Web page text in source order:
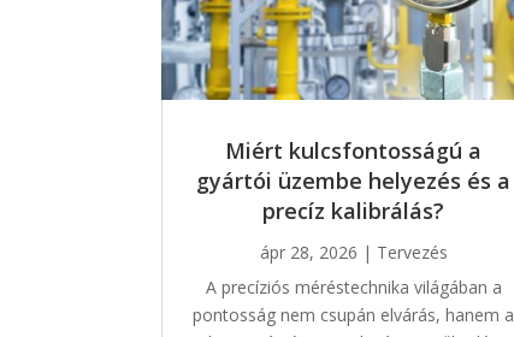
Miért kulcsfontosságú a
gyártói üzembe helyezés és a
precíz kalibrálás?
ápr 28, 2026 | Tervezés
A precíziós méréstechnika világában a
pontosság nem csupán elvárás, hanem a